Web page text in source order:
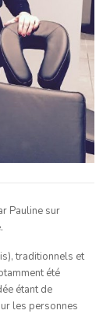
Pauline sur
traditionnels et
été
étant de
les personnes